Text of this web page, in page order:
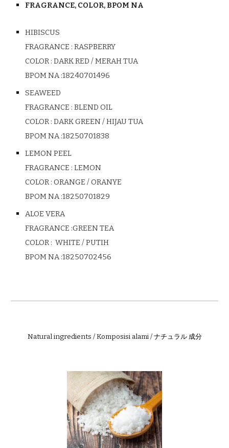
FRAGRANCE, COLOR, BPOM NA
HIBISCUS
FRAGRANCE : RASPBERRY
COLOR :DARK RED /MERAH TUA
BPOM NA :18240701496
SEAWEED
FRAGRANCE : BLEND OIL
COLOR :DARK GREEN /HIJAU TUA
BPOM NA :18250701838
LEMON PEEL
FRAGRANCE : LEMON
COLOR :ORANGE/ORANYE
BPOMNA :18250701829
ALOE VERA
FRAGRANCE :GREEN TEA
COLOR : WHITE / PUTIH
BPOMNA :18250702456
Natural ingredients / Komposisi alami /ナチュラル 成分